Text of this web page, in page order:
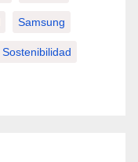
Samsung
Sostenibilidad